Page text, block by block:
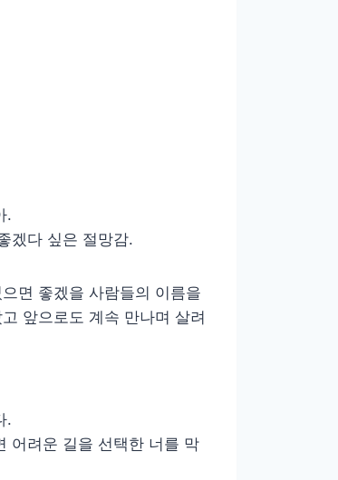
.
겠다 싶은 절망감.
면 좋겠을 사람들의 이름을
앞으로도 계속 만나며 살려
.
어려운 길을 선택한 너를 막